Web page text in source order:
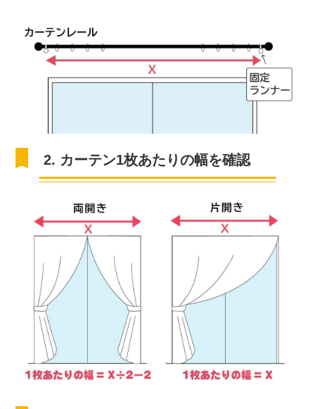
2. カーテン1枚あたりの幅を確認